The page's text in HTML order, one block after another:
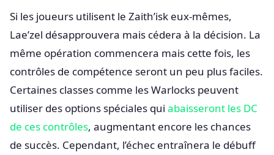
Si les joueurs utilisent le Zaith’isk eux-mêmes,
Lae’zel désapprouvera mais cédera à la décision. La
même opération commencera mais cette fois, les
contrôles de compétence seront un peu plus faciles.
Certaines classes comme les Warlocks peuvent
utiliser des options spéciales qui abaisseront les DC
de ces contrôles, augmentant encore les chances
de succès. Cependant, l’échec entraînera le débuff